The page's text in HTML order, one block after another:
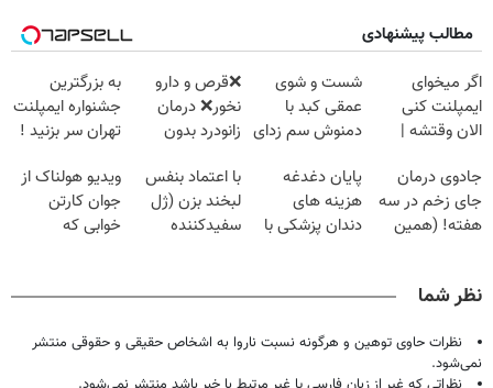
مطالب پیشنهادی
اگر میخوای
ایمپلنت کنی
الان وقتشه |
میلیون تومان!!!
شست و شوی
عمقی کبد با
دمنوش سم زدای
❌قرص‌ و دارو
نخور❌ درمان
زانودرد بدون
به بزرگترین
جشنواره ایمپلنت
تهران سر بزنید !
میلیون !
جادوی درمان
جای زخم در سه
هفته! (همین
پایان دغدغه
هزینه های
دندان پزشکی با
با اعتماد بنفس
لبخند بزن (ژل
سفیدکننده
ویدیو هولناک از
جوان کارتن
خوابی که
نظر شما
نظرات حاوی توهین و هرگونه نسبت ناروا به اشخاص حقیقی و حقوقی منتشر
نمی‌شود.